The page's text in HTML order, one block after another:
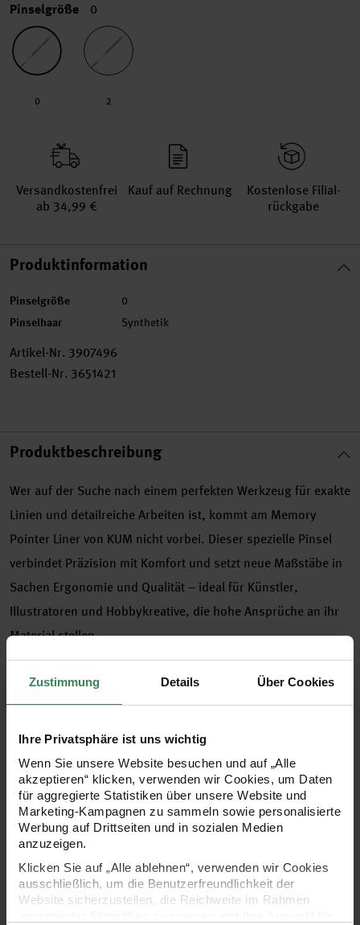
Zustimmung Details Über Cookies
Ihre Privatsphäre ist uns wichtig
Wenn Sie unsere Website besuchen und auf „Alle
akzeptieren“ klicken, verwenden wir Cookies, um Daten
für aggregierte Statistiken über unsere Website und
Marketing-Kampagnen zu sammeln sowie personalisierte
Werbung auf Drittseiten und in sozialen Medien
anzuzeigen.
Klicken Sie auf „Alle ablehnen“, verwenden wir Cookies
ausschließlich, um die Benutzerfreundlichkeit der
Website sicherzustellen, die Reichweite im Rahmen
Pinselgröße 0
0 2
Versand­kosten­frei
ab 34,99 €
Kauf auf Rechnung
Kosten­lose Filial­
rückgabe
Produktinformation
Pinselgröße 0
Pinselhaar Synthetik
Artikel-Nr. 3907496
Bestell-Nr. 3651421
Produktbeschreibung
Wer auf der Suche nach einem perfekten Werkzeug für exakte
Linien und detailreiche Arbeiten ist, kommt am Memory
Pointer Liner von KUM nicht vorbei. Dieser spezielle Pinsel
verbindet Präzision mit Komfort und setzt neue Maßstäbe in
Sachen Ergonomie und Qualität – ideal für Künstler,
Illustratoren und Hobbykreative, die hohe Ansprüche an ihr
Material stellen.
Der Memory Pointer Liner besticht durch seine ultrafeine
mit diesem Liner ist Präzisionsarbeit garantiert. Die Spitze
besteht aus hochwertigen Synthetikfasern, die speziell
entwickelt wurden, um Farbe gleichmäßig und kontrolliert
abzugeben. Das macht ihn zum perfekten Werkzeug für feine
Zeichnungen, Skizzen oder Illustrationen mit Aquarellfarben,
Tinte und anderen Medien.